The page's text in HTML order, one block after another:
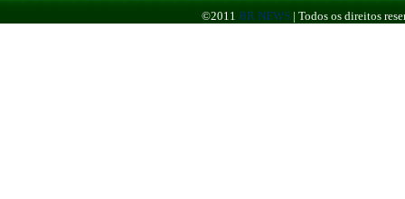
©2011 BR NEWS | Todos os direitos